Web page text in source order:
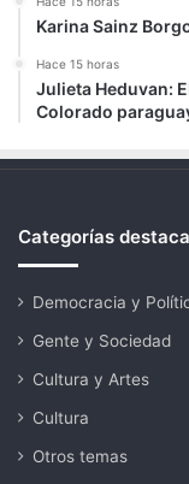
Karina Sainz
Hace 15 horas
Julieta Heduvan:
Colorado
Categorías
Democracia y
Gente y Sociedad
Cultura y Artes
Cultura
Otros temas